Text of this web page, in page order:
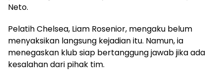
Neto.
Pelatih Chelsea, Liam Rosenior, mengaku belum
menyaksikan langsung kejadian itu. Namun, ia
menegaskan klub siap bertanggung jawab jika ada
kesalahan dari pihak tim.